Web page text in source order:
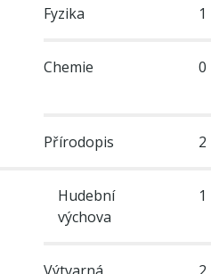
Fyzika 1
Chemie 0
Přírodopis 2
Hudební
výchova
1